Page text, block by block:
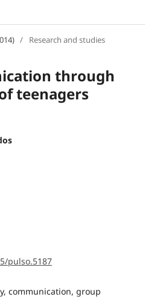
/ Research and studies
through
teenagers
pulso.5187
communication, group